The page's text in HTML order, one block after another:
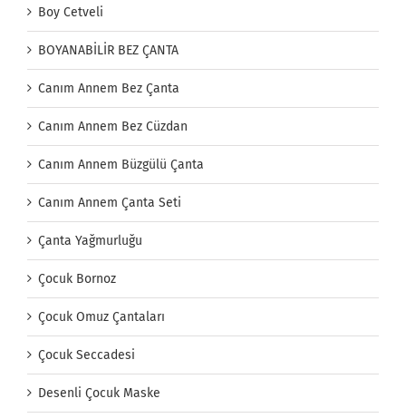
Boy Cetveli
BOYANABİLİR BEZ ÇANTA
Canım Annem Bez Çanta
Canım Annem Bez Cüzdan
Canım Annem Büzgülü Çanta
Canım Annem Çanta Seti
Çanta Yağmurluğu
Çocuk Bornoz
Çocuk Omuz Çantaları
Çocuk Seccadesi
Desenli Çocuk Maske